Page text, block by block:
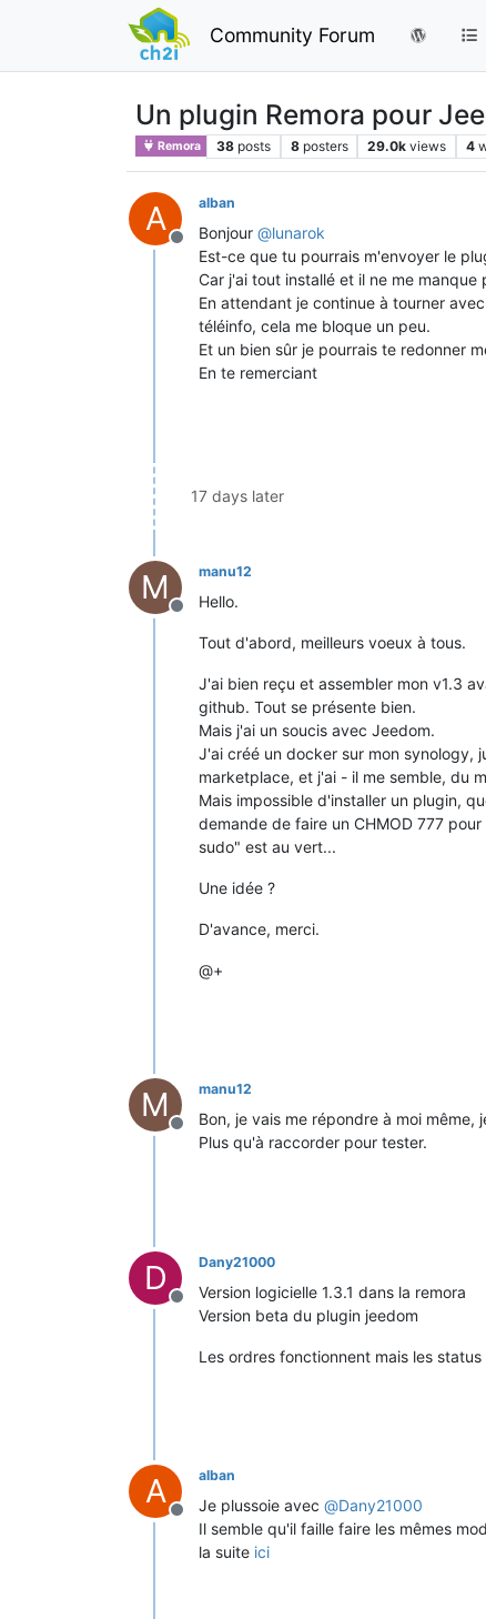
Community Forum
Un plugin Remora pour
Remora 38 posts 8 posters 29.0k views 4
A
Offline
alban
Bonjour @lunarok
Est-ce que tu pourrais m'envoyer le
Car j'ai tout installé et il ne me manque
En attendant je continue à tourner
téléinfo, cela me bloque un peu.
Et un bien sûr je pourrais te redonner
En te remerciant
17 days later
M
Offline
manu12
Hello.
Tout d'abord, meilleurs voeux à tous.
J'ai bien reçu et assembler mon v1.3
github. Tout se présente bien.
Mais j'ai un soucis avec Jeedom.
J'ai créé un docker sur mon synology,
marketplace, et j'ai - il me semble, du
Mais impossible d'installer un plugin,
demande de faire un CHMOD 777
sudo" est au vert...
Une idée ?
D'avance, merci.
@+
M
Offline
manu12
Bon, je vais me répondre à moi
Plus qu'à raccorder pour tester.
D
Offline
Dany21000
Version logicielle 1.3.1 dans la remora
Version beta du plugin jeedom
Les ordres fonctionnent mais les
A
Offline
alban
Je plussoie avec @Dany21000
Il semble qu'il faille faire les mêmes
la suite ici